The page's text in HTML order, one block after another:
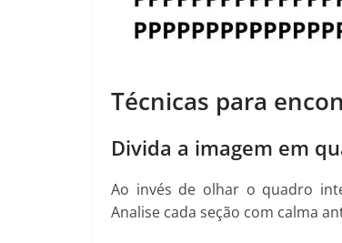
Técnicas para
Divida a imagem em
Ao invés de olhar o quadro
Analise cada seção com calma